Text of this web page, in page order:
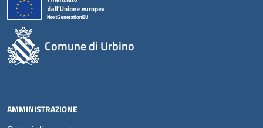
Comune di Urbino
AMMINISTRAZIONE